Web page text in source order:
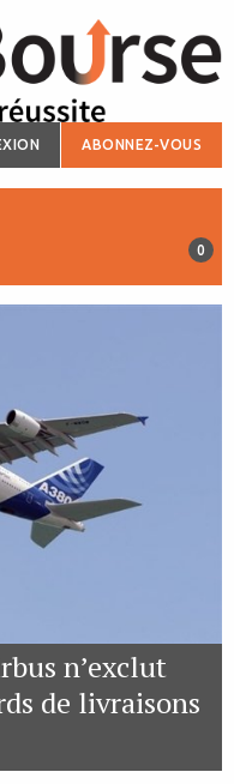
ABONNEZ-VOUS
0
n’exclut
de livraisons